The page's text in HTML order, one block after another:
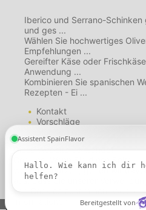
Iberico und Serrano-Schinken
und ges ...
Wählen Sie hochwertiges
Empfehlungen ...
Gereifter Käse oder
Anwendung ...
Kombinieren Sie spanischen
Rezepten - Ei ...
Kontakt
Vorschläge
Über uns
Datenschutzbestimmungen
Cookie-Richtlinie
Cookies. Wenn Sie diese Seite
weiterhin nutzen, gehen wir
aus, dass Sie unserer Verwendung